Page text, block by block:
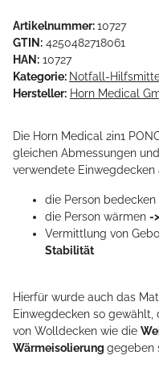
Artikelnummer:10727
GTIN: 4250482718061
HAN: 10727
Kategorie: Notfall-
Hersteller: Horn Medical
Die Horn Medical 2in1
gleichen Abmessungen
verwendete Einwegdecken
die Person bedecken
die Person wärmen -
Vermittlung von
Stabilität
Hierfür wurde auch das
Einwegdecken so
von Wolldecken wie die
Wärmeisolierung gegeben